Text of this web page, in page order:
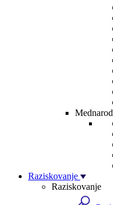
Raziskovanje
Raziskovanje